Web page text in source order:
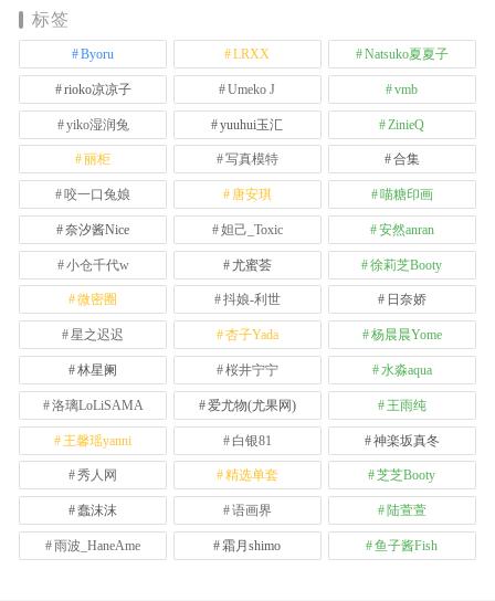
标签
Byoru LRXX Natsuko夏夏子
rioko凉凉子 Umeko J vmb
yiko湿润兔 yuuhui玉汇 ZinieQ
丽柜 写真模特 合集
咬一口兔娘 唐安琪 喵糖印画
奈汐酱Nice 妲己_Toxic 安然anran
小仓千代w 尤蜜荟 徐莉芝Booty
微密圈 抖娘-利世 日奈娇
星之迟迟 杏子Yada 杨晨晨Yome
林星阑 桜井宁宁 水淼aqua
洛璃LoLiSAMA 爱尤物(尤果网) 王雨纯
王馨瑶yanni 白银81 神楽坂真冬
秀人网 精选单套 芝芝Booty
蠢沫沫 语画界 陆萱萱
雨波_HaneAme 霜月shimo 鱼子酱Fish